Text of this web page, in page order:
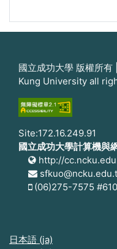
國立成功大學 版權所
Kung University all
Site:172.16.249.91
國立成功大學計算機與
http://
(06)275-7575
日本語 ‎(ja)‎